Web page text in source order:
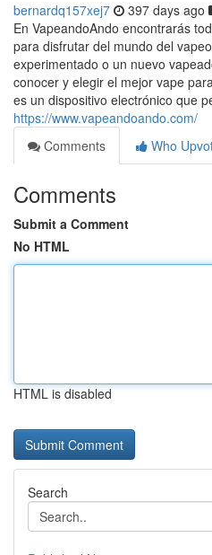
bernardq157xej7 397 days ago
En VapeandoAndo encontrarás
para disfrutar del mundo del
experimentado o un nuevo
conocer y elegir el mejor vape
es un dispositivo electrónico que
https://www.vapeandoando.com/
Comments
Who
Comments
Submit a Comment
No HTML
HTML is disabled
Search